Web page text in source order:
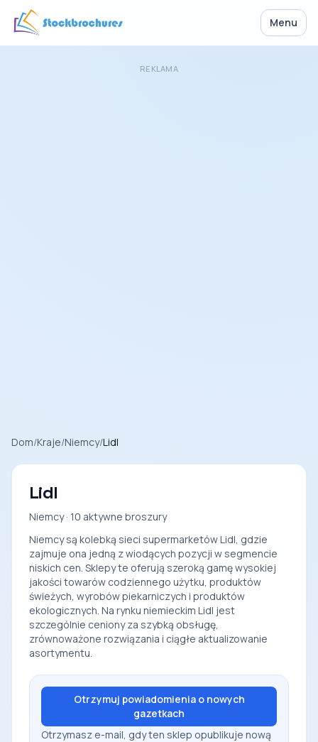
Menu
REKLAMA
Dom/Kraje/Niemcy/Lidl
Lidl
Niemcy · 10 aktywne broszury
Niemcy są kolebką sieci supermarketów Lidl, gdzie
zajmuje ona jedną z wiodących pozycji w segmencie
niskich cen. Sklepy te oferują szeroką gamę wysokiej
jakości towarów codziennego użytku, produktów
świeżych, wyrobów piekarniczych i produktów
ekologicznych. Na rynku niemieckim Lidl jest
szczególnie ceniony za szybką obsługę,
zrównoważone rozwiązania i ciągłe aktualizowanie
asortymentu.
Otrzymuj powiadomienia o nowych
gazetkach
Otrzymasz e-mail, gdy ten sklep opublikuje nową